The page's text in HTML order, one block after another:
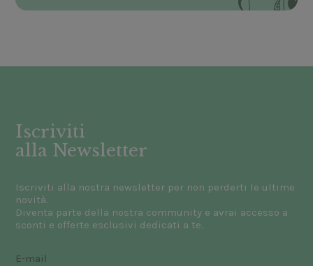
Iscriviti
alla Newsletter
Iscriviti alla nostra newsletter per non perderti le ultime
novità.
Diventa parte della nostra community e avrai accesso a
sconti e offerte esclusivi dedicati a te.